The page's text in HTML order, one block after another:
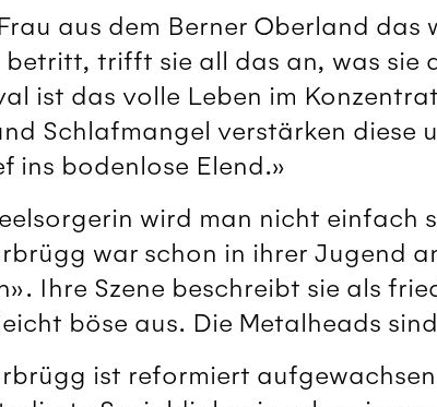
aus dem Berner Oberland
trifft sie all das an, was sie
ist das volle Leben im
Schlafmangel verstärken diese
ins bodenlose Elend.»
wird man nicht einfach
war schon in ihrer Jugend
Ihre Szene beschreibt sie als
böse aus. Die Metalheads
ist reformiert